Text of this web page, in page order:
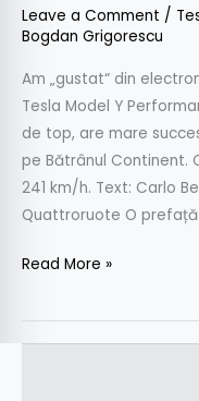
Leave a Comment /
Bogdan Grigorescu
Am „gustat“ din
Tesla Model Y
de top, are mare
pe Bătrânul Continent.
241 km/h. Text: Carlo
Quattroruote O
Read More »